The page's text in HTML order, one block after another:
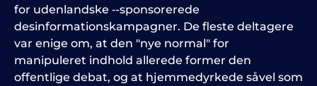
for udenlandske ‑-sponsorerede
desinformationskampagner. De fleste deltagere
var enige om, at den "nye normal" for
manipuleret indhold allerede former den
offentlige debat, og at hjemmedyrkede såvel som